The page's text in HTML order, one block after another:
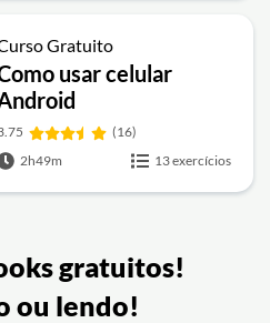
Gratuito
usar celular
(16)
2h49m
13 exercícios
gratuitos!
ou lendo!